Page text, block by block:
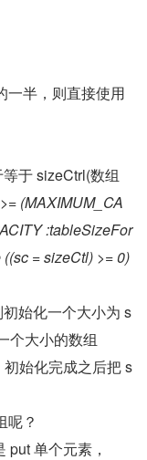
一半，则直接使用
于 sizeCtrl(数组
(MAXIMUM_CA
:tableSizeFor
= sizeCtl) >= 0)
始化一个大小为 s
个大小的数组
始化完成之后把 s
呢？
单个元素，